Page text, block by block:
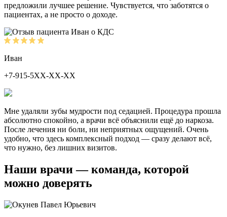
предложили лучшее решение. Чувствуется, что заботятся о
пациентах, а не просто о доходе.
Иван
+7-915-5ХХ-ХХ-ХХ
Мне удаляли зубы мудрости под седацией. Процедура прошла
абсолютно спокойно, а врачи всё объяснили ещё до наркоза.
После лечения ни боли, ни неприятных ощущений. Очень
удобно, что здесь комплексный подход — сразу делают всё,
что нужно, без лишних визитов.
Наши врачи — команда, которой
можно доверять